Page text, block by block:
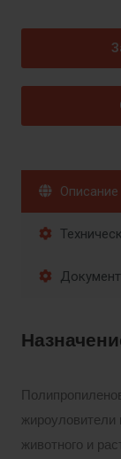
Описание
жироуловители
животного и